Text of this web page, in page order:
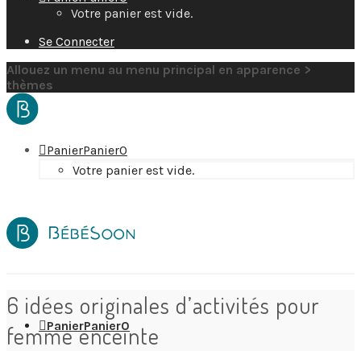
Votre panier est vide.
Se Connecter
Allouez un menu au menu principal en apparence >
thèmes
PanierPanier0
Votre panier est vide.
PanierPanier0
6 idées originales d’activités pour
femme enceinte